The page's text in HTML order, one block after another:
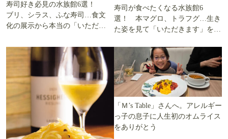
寿司好き必見の水族館6選！
ブリ、シラス、ふな寿司…食文
化の展示から本当の「いただき
寿司が食べたくなる水族館6
選！ 本マグロ、トラフグ…生き
た姿を見て「いただきます」を考
「Ｍ’s Table」さんへ。アレルギー
っ子の息子に人生初のオムライス
をありがとう